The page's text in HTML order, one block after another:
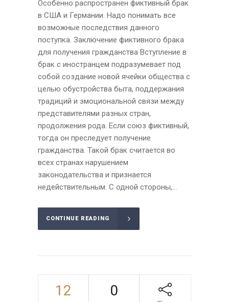
Особенно распространен фиктивный брак
в США и Германии. Надо понимать все
возможные последствия данного
поступка. Заключение фиктивного брака
для получения гражданства Вступление в
брак с иностранцем подразумевает под
собой создание новой ячейки общества с
целью обустройства быта, поддержания
традиций и эмоциональной связи между
представителями разных стран,
продолжения рода. Если союз фиктивный,
тогда он преследует получение
гражданства. Такой брак считается во
всех странах нарушением
законодательства и признается
недействительным. С одной стороны,...
CONTINUE READING
12 0